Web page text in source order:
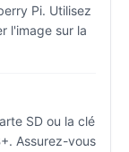
Pi. Utilisez
l'image sur la
SD ou la clé
Assurez-vous